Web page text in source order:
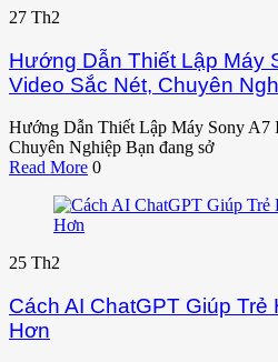
27 Th2
Hướng Dẫn Thiết Lập Máy
Video Sắc Nét, Chuyên
Hướng Dẫn Thiết Lập Máy Sony A7
Chuyên Nghiệp Bạn đang sở
Read More 0
25 Th2
Cách AI ChatGPT Giúp
Hơn